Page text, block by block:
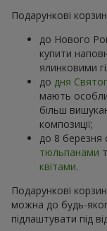
Подарункові
до Нового
купити
ялинковими
до дня
мають
більш
композиції;
до 8 березня
тюльпанами
квітами.
Подарункові
можна до будь-
підлаштувати під